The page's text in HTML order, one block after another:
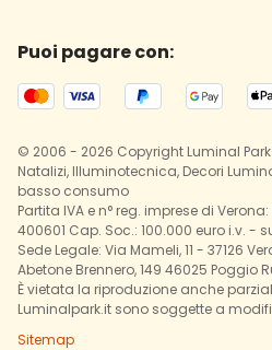
Puoi pagare con:
© 2006 - 2026 Copyright Luminal
Natalizi, Illuminotecnica, Decori
basso consumo
Partita IVA e n° reg. imprese di Verona:
400601 Cap. Soc.: 100.000 euro i.v. -
Sede Legale: Via Mameli, 11 - 37126
Abetone Brennero, 149 46025 Poggio
È vietata la riproduzione anche
Luminalpark.it sono soggette a
Sitemap